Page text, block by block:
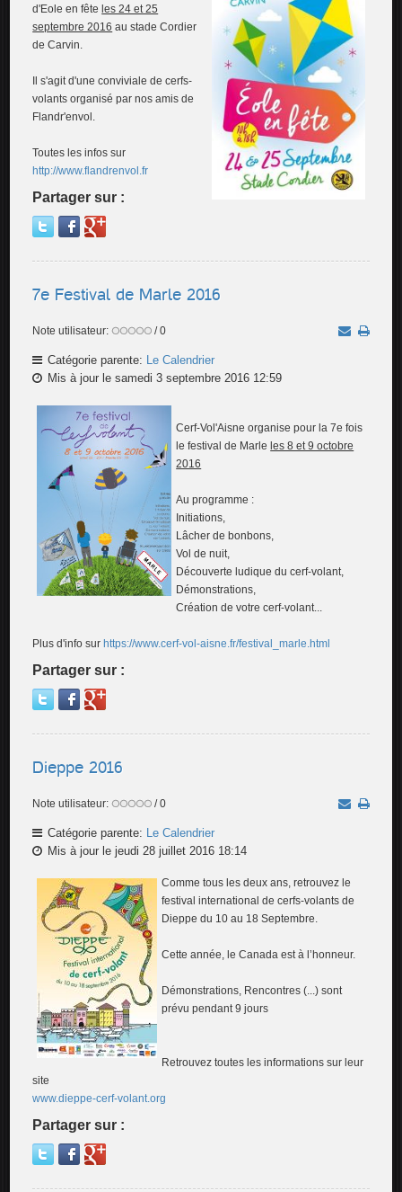
d'Eole en fête les 24 et 25
septembre 2016 au stade Cordier
de Carvin.
Il s'agit d'une conviviale de cerfs-
volants organisé par nos amis de
Flandr'envol.
Toutes les infos sur
http://www.flandrenvol.fr
Partager sur :
7e Festival de Marle 2016
Note utilisateur: / 0
Catégorie parente: Le Calendrier
Mis à jour le samedi 3 septembre 2016 12:59
Cerf-Vol'Aisne organise pour la 7e fois
le festival de Marle les 8 et 9 octobre
2016
Au programme :
Initiations,
Lâcher de bonbons,
Vol de nuit,
Découverte ludique du cerf-volant,
Démonstrations,
Création de votre cerf-volant...
Plus d'info sur https://www.cerf-vol-aisne.fr/festival_marle.html
Partager sur :
Dieppe 2016
Note utilisateur: / 0
Catégorie parente: Le Calendrier
Mis à jour le jeudi 28 juillet 2016 18:14
Comme tous les deux ans, retrouvez le
festival international de cerfs-volants de
Dieppe du 10 au 18 Septembre.
Cette année, le Canada est à l’honneur.
Démonstrations, Rencontres (...) sont
prévu pendant 9 jours
Retrouvez toutes les informations sur leur
site
www.dieppe-cerf-volant.org
Partager sur :